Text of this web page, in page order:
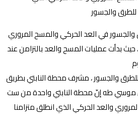
في العد الحركي والمسح المروري
عمليات المسح والعد بالتزامن عند
والجسور ، مشرف محطة النابتي بطريق
موسي طه إنّ محطة النابتي واحدة من ست
والعد الحركي الذي انطلق متزامنا